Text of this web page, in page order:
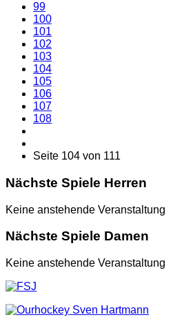
99
100
101
102
103
104
105
106
107
108
Seite 104 von 111
Nächste Spiele Herren
Keine anstehende Veranstaltung
Nächste Spiele Damen
Keine anstehende Veranstaltung